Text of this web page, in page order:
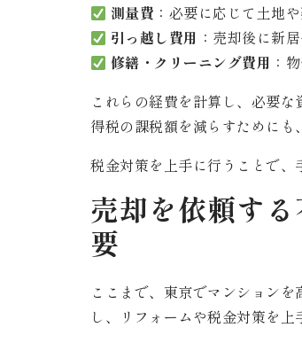
測量費 ：必要に応じて土地
引っ越し費用 ：売却後に新
修繕・クリーニング費用 ：
これらの経費を計算し、必要
得税の課税額を減らすためにも
税金対策を上手に行うことで、
売却を依頼す
要
ここまで、東京でマンション
し、リフォームや税金対策を